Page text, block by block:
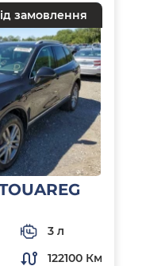
замовлення
3 л
122100 Км